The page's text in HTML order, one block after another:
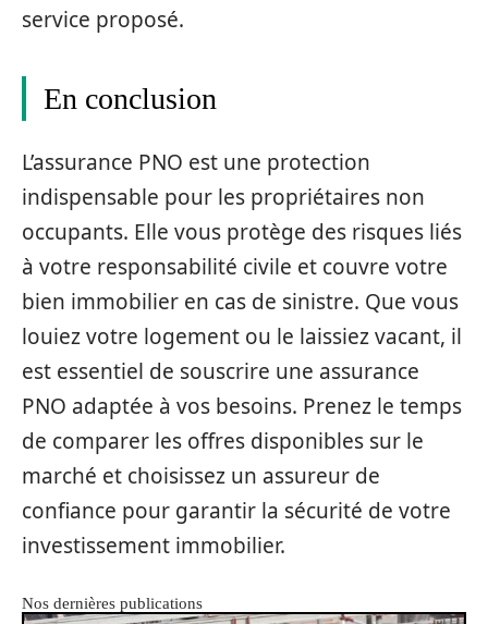
service proposé.
En conclusion
L’assurance PNO est une protection
indispensable pour les propriétaires non
occupants. Elle vous protège des risques liés
à votre responsabilité civile et couvre votre
bien immobilier en cas de sinistre. Que vous
louiez votre logement ou le laissiez vacant, il
est essentiel de souscrire une assurance
PNO adaptée à vos besoins. Prenez le temps
de comparer les offres disponibles sur le
marché et choisissez un assureur de
confiance pour garantir la sécurité de votre
investissement immobilier.
Nos dernières publications